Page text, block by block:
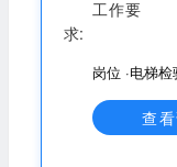
工作要
求:
岗位 ·电梯检
查